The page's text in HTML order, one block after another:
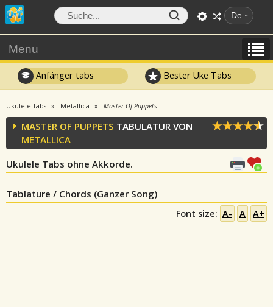
De
Menu
Anfänger tabs Bester Uke Tabs
Ukulele Tabs Metallica Master Of Puppets
MASTER OF PUPPETS TABULATUR VON
METALLICA
Ukulele Tabs ohne Akkorde.
Tablature / Chords (Ganzer Song)
Font size: A- A A+